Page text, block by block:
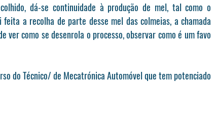
dá-se continuidade à produção de mel, tal como o
a recolha de parte desse mel das colmeias, a chamada
ver como se desenrola o processo, observar como é um favo
do Técnico/ de Mecatrónica Automóvel que tem potenciado